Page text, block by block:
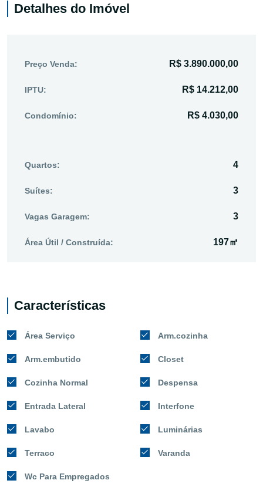
Detalhes do Imóvel
Preço Venda: R$ 3.890.000,00
IPTU: R$ 14.212,00
Condomínio: R$ 4.030,00
Quartos: 4
Suítes: 3
Vagas Garagem: 3
Área Útil / Construída: 197㎡
Características
Área Serviço Arm.cozinha
Arm.embutido Closet
Cozinha Normal Despensa
Entrada Lateral Interfone
Lavabo Luminárias
Terraco Varanda
Wc Para Empregados